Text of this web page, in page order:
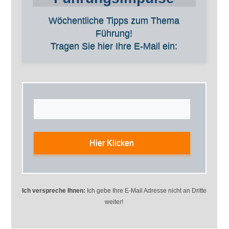
Wöchentliche Tipps zum Thema
Führung!
Tragen Sie hier Ihre E-Mail ein:
Hier Klicken
Ich verspreche Ihnen: Ich gebe Ihre E-Mail Adresse nicht an Dritte
weiter!